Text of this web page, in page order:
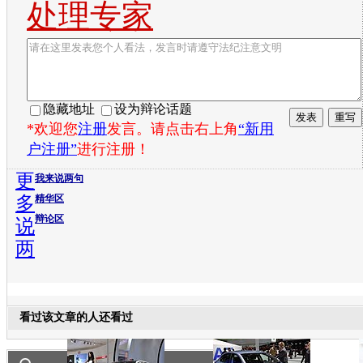
处理专家
隐藏地址 设为辩论话题
*欢迎您注册发言。请点击右上角“新用
户注册”进行注册！
我来说两句
精华区
辩论区
更
多
说
两
看过该文章的人还看过